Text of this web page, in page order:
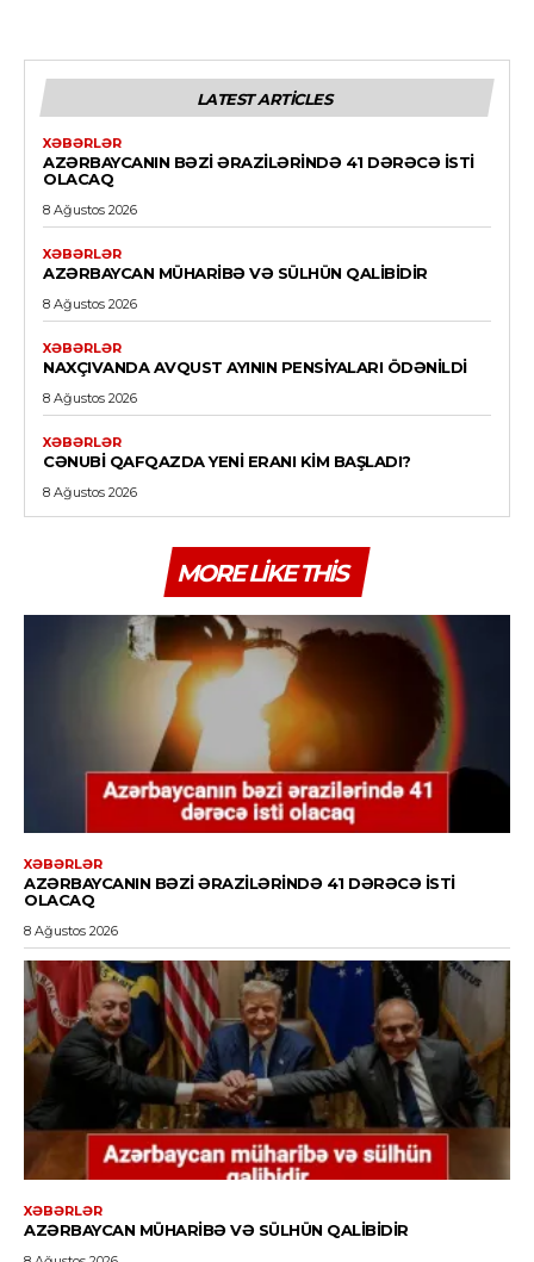
LATEST ARTICLES
XƏBƏRLƏR
AZƏRBAYCANIN BƏZI ƏRAZILƏRINDƏ 41 DƏRƏCƏ ISTI
OLACAQ
8 Ağustos 2026
XƏBƏRLƏR
AZƏRBAYCAN MÜHARIBƏ VƏ SÜLHÜN QALIBIDIR
8 Ağustos 2026
XƏBƏRLƏR
NAXÇIVANDA AVQUST AYININ PENSIYALARI ÖDƏNILDI
8 Ağustos 2026
XƏBƏRLƏR
CƏNUBI QAFQAZDA YENI ERANI KIM BAŞLADI?
8 Ağustos 2026
MORE LIKE THIS
XƏBƏRLƏR
AZƏRBAYCANIN BƏZI ƏRAZILƏRINDƏ 41 DƏRƏCƏ ISTI
OLACAQ
8 Ağustos 2026
XƏBƏRLƏR
AZƏRBAYCAN MÜHARIBƏ VƏ SÜLHÜN QALIBIDIR